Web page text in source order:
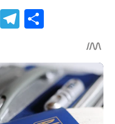
WhatsApp
Telegram